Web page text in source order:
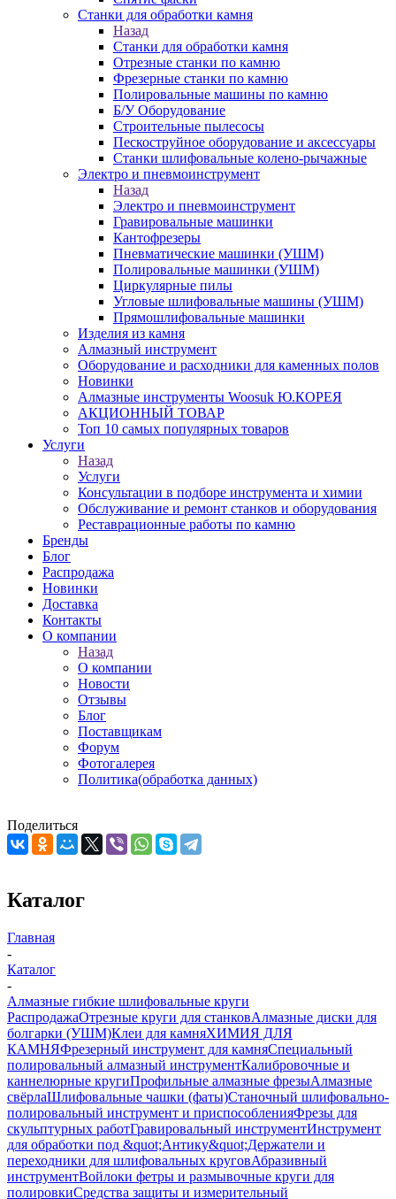
Станки для обработки камня
Назад
Станки для обработки камня
Отрезные станки по камню
Фрезерные станки по камню
Полировальные машины по камню
Б/У Оборудование
Строительные пылесосы
Пескоструйное оборудование и аксессуары
Станки шлифовальные колено-рычажные
Электро и пневмоинструмент
Назад
Электро и пневмоинструмент
Гравировальные машинки
Кантофрезеры
Пневматические машинки (УШМ)
Полировальные машинки (УШМ)
Циркулярные пилы
Угловые шлифовальные машины (УШМ)
Прямошлифовальные машинки
Изделия из камня
Алмазный инструмент
Оборудование и расходники для каменных полов
Новинки
Алмазные инструменты Woosuk Ю.КОРЕЯ
АКЦИОННЫЙ ТОВАР
Топ 10 самых популярных товаров
Услуги
Назад
Услуги
Консультации в подборе инструмента и химии
Обслуживание и ремонт станков и оборудования
Реставрационные работы по камню
Бренды
Блог
Распродажа
Новинки
Доставка
Контакты
О компании
Назад
О компании
Новости
Отзывы
Блог
Поставщикам
Форум
Фотогалерея
Политика(обработка данных)
Поделиться
Каталог
Главная
-
Каталог
-
Алмазные гибкие шлифовальные круги
РаспродажаОтрезные круги для станковАлмазные диски для
болгарки (УШМ)Клеи для камняХИМИЯ ДЛЯ
КАМНЯФрезерный инструмент для камняСпециальный
полировальный алмазный инструментКалибровочные и
каннелюрные кругиПрофильные алмазные фрезыАлмазные
свёрлаШлифовальные чашки (фаты)Станочный шлифовально-
полировальный инструмент и приспособленияФрезы для
скульптурных работГравировальный инструментИнструмент
для обработки под &quot;Антику&quot;Держатели и
переходники для шлифовальных круговАбразивный
инструментВойлоки фетры и размывочные круги для
полировкиСредства защиты и измерительный